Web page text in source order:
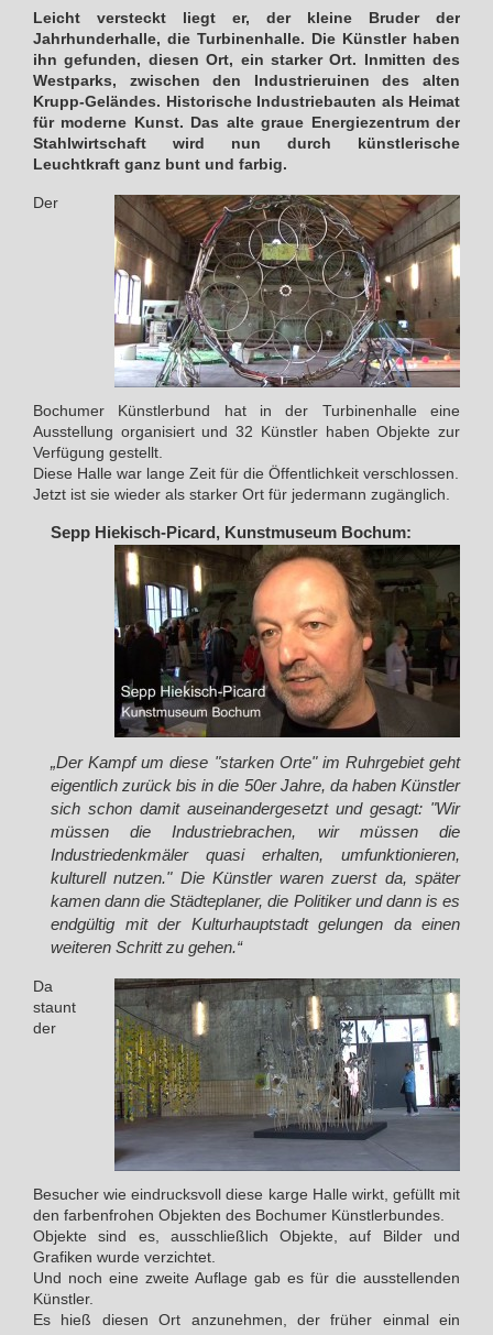
Leicht versteckt liegt er, der kleine Bruder der
Jahrhunderhalle, die Turbinenhalle. Die Künstler haben
ihn gefunden, diesen Ort, ein starker Ort. Inmitten des
Westparks, zwischen den Industrieruinen des alten
Krupp-Geländes. Historische Industriebauten als Heimat
für moderne Kunst. Das alte graue Energiezentrum der
Stahlwirtschaft wird nun durch künstlerische
Leuchtkraft ganz bunt und farbig.
Der
Bochumer Künstlerbund hat in der Turbinenhalle eine
Ausstellung organisiert und 32 Künstler haben Objekte zur
Verfügung gestellt.
Diese Halle war lange Zeit für die Öffentlichkeit verschlossen.
Jetzt ist sie wieder als starker Ort für jedermann zugänglich.
Sepp Hiekisch-Picard, Kunstmuseum Bochum:
„Der Kampf um diese "starken Orte" im Ruhrgebiet geht
eigentlich zurück bis in die 50er Jahre, da haben Künstler
sich schon damit auseinandergesetzt und gesagt: "Wir
müssen die Industriebrachen, wir müssen die
Industriedenkmäler quasi erhalten, umfunktionieren,
kulturell nutzen." Die Künstler waren zuerst da, später
kamen dann die Städteplaner, die Politiker und dann is es
endgültig mit der Kulturhauptstadt gelungen da einen
weiteren Schritt zu gehen.“
Da
staunt
der
Besucher wie eindrucksvoll diese karge Halle wirkt, gefüllt mit
den farbenfrohen Objekten des Bochumer Künstlerbundes.
Objekte sind es, ausschließlich Objekte, auf Bilder und
Grafiken wurde verzichtet.
Und noch eine zweite Auflage gab es für die ausstellenden
Künstler.
Es hieß diesen Ort anzunehmen, der früher einmal ein